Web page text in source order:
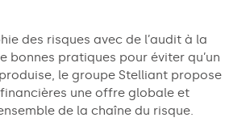
des risques avec de l’audit à la
bonnes pratiques pour éviter qu’un
le groupe Stelliant propose
une offre globale et
de la chaîne du risque.